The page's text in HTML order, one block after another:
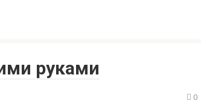
руками
0